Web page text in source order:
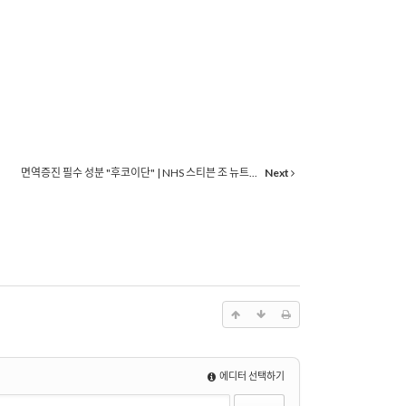
면역증진 필수 성분 "후코이단" | NHS 스티븐 조 뉴트... Next
에디터 선택하기